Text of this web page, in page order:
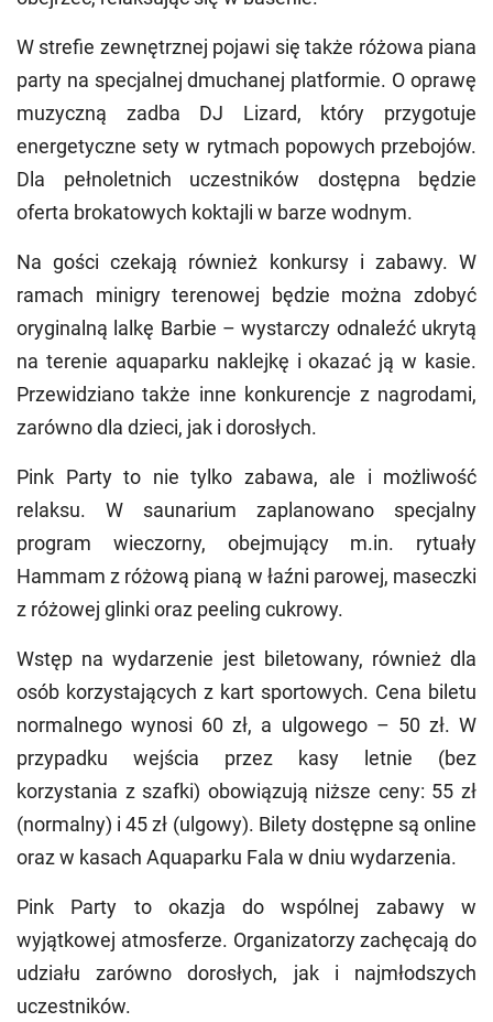
W strefie zewnętrznej pojawi się także różowa piana
party na specjalnej dmuchanej platformie. O oprawę
muzyczną zadba DJ Lizard, który przygotuje
energetyczne sety w rytmach popowych przebojów.
Dla pełnoletnich uczestników dostępna będzie
oferta brokatowych koktajli w barze wodnym.
Na gości czekają również konkursy i zabawy. W
ramach minigry terenowej będzie można zdobyć
oryginalną lalkę Barbie – wystarczy odnaleźć ukrytą
na terenie aquaparku naklejkę i okazać ją w kasie.
Przewidziano także inne konkurencje z nagrodami,
zarówno dla dzieci, jak i dorosłych.
Pink Party to nie tylko zabawa, ale i możliwość
relaksu. W saunarium zaplanowano specjalny
program wieczorny, obejmujący m.in. rytuały
Hammam z różową pianą w łaźni parowej, maseczki
z różowej glinki oraz peeling cukrowy.
Wstęp na wydarzenie jest biletowany, również dla
osób korzystających z kart sportowych. Cena biletu
normalnego wynosi 60 zł, a ulgowego – 50 zł. W
przypadku wejścia przez kasy letnie (bez
korzystania z szafki) obowiązują niższe ceny: 55 zł
(normalny) i 45 zł (ulgowy). Bilety dostępne są online
oraz w kasach Aquaparku Fala w dniu wydarzenia.
Pink Party to okazja do wspólnej zabawy w
wyjątkowej atmosferze. Organizatorzy zachęcają do
udziału zarówno dorosłych, jak i najmłodszych
uczestników.